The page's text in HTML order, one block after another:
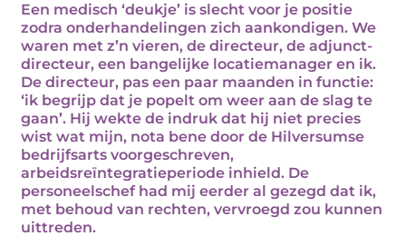
Een medisch ‘deukje’ is slecht voor je positie
zodra onderhandelingen zich aankondigen. We
waren met z’n vieren, de directeur, de adjunct-
directeur, een bangelijke locatiemanager en ik.
De directeur, pas een paar maanden in functie:
‘ik begrijp dat je popelt om weer aan de slag te
gaan’. Hij wekte de indruk dat hij niet precies
wist wat mijn, nota bene door de Hilversumse
bedrijfsarts voorgeschreven,
arbeidsreïntegratieperiode inhield. De
personeelschef had mij eerder al gezegd dat ik,
met behoud van rechten, vervroegd zou kunnen
uittreden.